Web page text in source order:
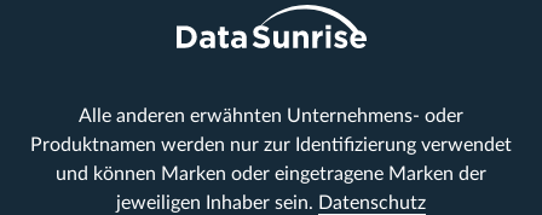
Alle anderen erwähnten Unternehmens- oder
Produktnamen werden nur zur Identifizierung verwendet
und können Marken oder eingetragene Marken der
jeweiligen Inhaber sein. Datenschutz